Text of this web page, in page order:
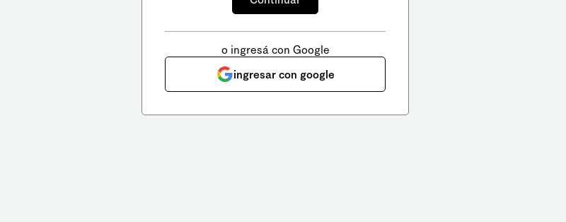
o ingresá con Google
ingresar con google